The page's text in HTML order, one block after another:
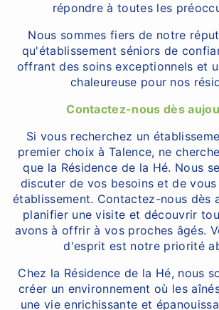
répondre à toutes les
Nous sommes fiers de notre
qu'établissement séniors de
offrant des soins exceptionnels et
chaleureuse pour nos
Contactez-nous dès
Si vous recherchez un
premier choix à Talence, ne
que la Résidence de la Hé. Nous
discuter de vos besoins et de
établissement. Contactez-nous dès
planifier une visite et découvrir
avons à offrir à vos proches âgés.
d'esprit est notre priorité
Chez la Résidence de la Hé, nous
créer un environnement où les
une vie enrichissante et